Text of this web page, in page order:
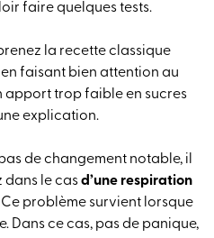
faire quelques tests.
la recette classique
faisant bien attention au
apport trop faible en sucres
explication.
de changement notable, il
dans le casd’une respiration
Ce problème survient lorsque
Dans ce cas, pas de panique,